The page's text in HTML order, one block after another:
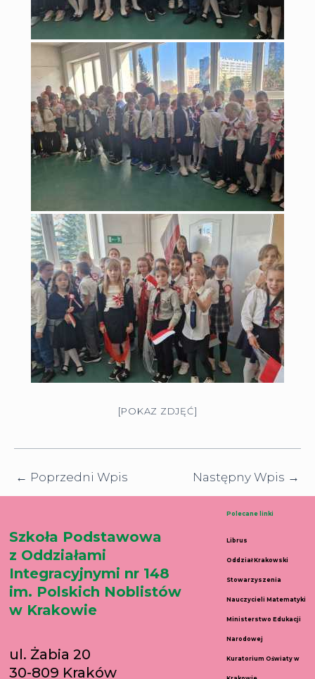
[POKAZ ZDJĘĆ]
← Poprzedni Wpis Następny Wpis →
Szkoła Podstawowa
z Oddziałami
Integracyjnymi nr 148
im. Polskich Noblistów
w Krakowie
ul. Żabia 20
30-809 Kraków
Polecane linki
Librus
Oddział Krakowski
Stowarzyszenia
Nauczycieli Matematyki
Ministerstwo Edukacji
Narodowej
Kuratorium Oświaty w